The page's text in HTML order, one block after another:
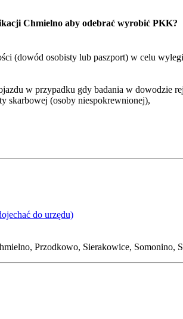
Chmielno aby odebrać wyrobić PKK?
(dowód osobisty lub paszport) w celu
w przypadku gdy badania w dowodzie
skarbowej (osoby niespokrewnionej),
do urzędu)
Przodkowo, Sierakowice, Somonino,